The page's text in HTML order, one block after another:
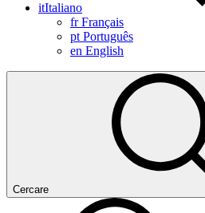
itItaliano
frFrançais
pt Português
en English
Cercare